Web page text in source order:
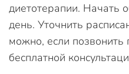
диетотерапии. Начать
день. Уточнить
можно, если позвонить
бесплатной